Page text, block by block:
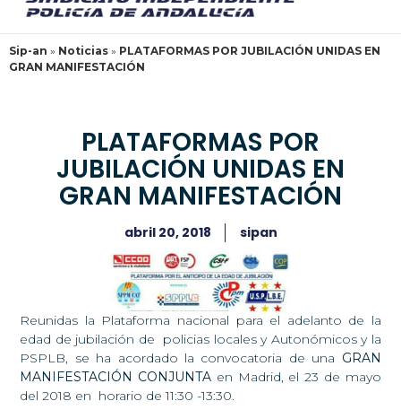
Sip-an » Noticias » PLATAFORMAS POR JUBILACIÓN UNIDAS EN
GRAN MANIFESTACIÓN
PLATAFORMAS POR
JUBILACIÓN UNIDAS EN
GRAN MANIFESTACIÓN
abril 20, 2018 sipan
Reunidas la Plataforma nacional para el adelanto de la
edad de jubilación de policias locales y Autonómicos y la
PSPLB, se ha acordado la convocatoria de una GRAN
MANIFESTACIÓN CONJUNTA en Madrid, el 23 de mayo
del 2018 en horario de 11:30 -13:30.